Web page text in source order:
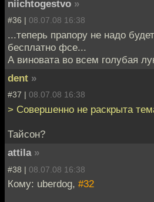
niichtogestvo »
#36 | 08.07.08 16:38
...теперь прапору не надо
бесплатно фсе...
А виновата во всем голубая
dent »
#37 | 08.07.08 16:38
> Совершенно не раскрыта
Тайсон?
attila »
#38 | 08.07.08 16:38
Кому: uberdog, #32